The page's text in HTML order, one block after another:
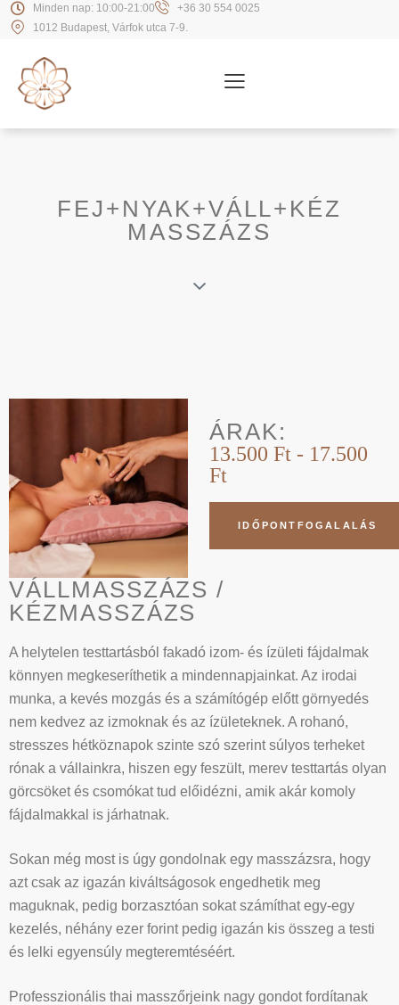
Minden nap: 10:00-21:00
+36 30 554 0025
1012 Budapest, Várfok utca 7-9.
FEJ+NYAK+VÁLL+KÉZ
MASSZÁZS
ÁRAK:
13.500 Ft - 17.500
Ft
IDŐPONTFOGALALÁS
VÁLLMASSZÁZS /
KÉZMASSZÁZS
A helytelen testtartásból fakadó izom- és ízületi fájdalmak
könnyen megkeseríthetik a mindennapjainkat. Az irodai
munka, a kevés mozgás és a számítógép előtt görnyedés
nem kedvez az izmoknak és az ízületeknek. A rohanó,
stresszes hétköznapok szinte szó szerint súlyos terheket
rónak a vállainkra, hiszen egy feszült, merev testtartás olyan
görcsöket és csomókat tud előidézni, amik akár komoly
fájdalmakkal is járhatnak.
Sokan még most is úgy gondolnak egy masszázsra, hogy
azt csak az igazán kiváltságosok engedhetik meg
maguknak, pedig borzasztóan sokat számíthat egy-egy
kezelés, néhány ezer forint pedig igazán kis összeg a testi
és lelki egyensúly megteremtéséért.
Professzionális thai masszőrjeink nagy gondot fordítanak